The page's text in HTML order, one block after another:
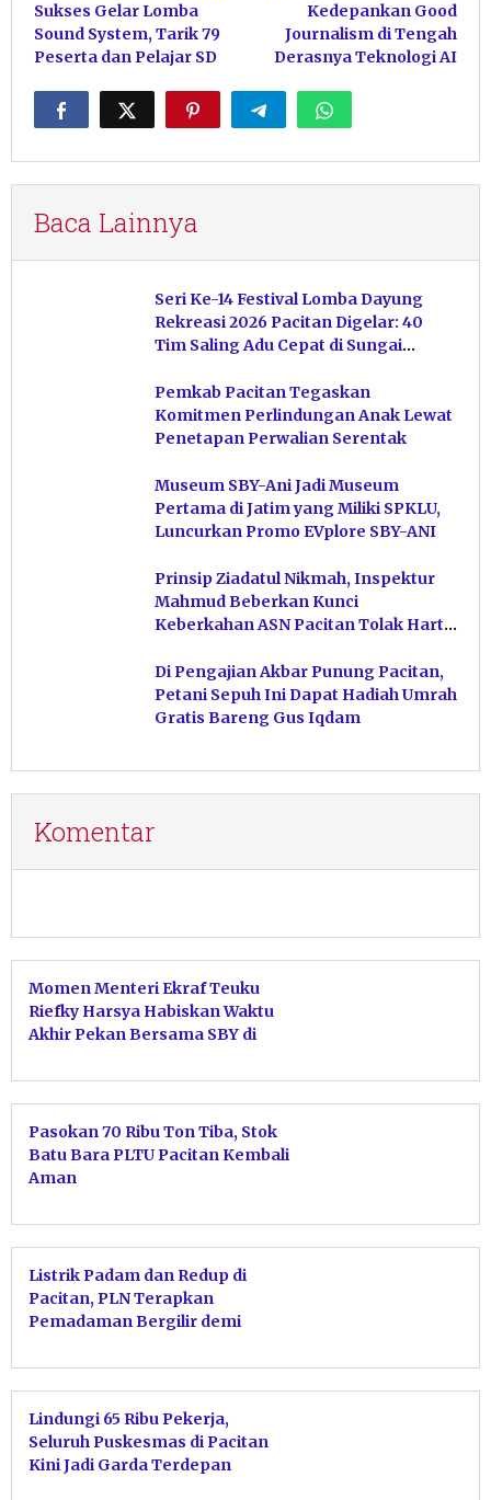
Sukses Gelar Lomba
Sound System, Tarik 79
Peserta dan Pelajar SD
Kedepankan Good
Journalism di Tengah
Derasnya Teknologi AI
Baca Lainnya
Seri Ke-14 Festival Lomba Dayung
Rekreasi 2026 Pacitan Digelar: 40
Tim Saling Adu Cepat di Sungai
Pemkab Pacitan Tegaskan
Komitmen Perlindungan Anak Lewat
Penetapan Perwalian Serentak
Museum SBY-Ani Jadi Museum
Pertama di Jatim yang Miliki SPKLU,
Luncurkan Promo EVplore SBY-ANI
Prinsip Ziadatul Nikmah, Inspektur
Mahmud Beberkan Kunci
Keberkahan ASN Pacitan Tolak Harta
Di Pengajian Akbar Punung Pacitan,
Petani Sepuh Ini Dapat Hadiah Umrah
Gratis Bareng Gus Iqdam
Komentar
Momen Menteri Ekraf Teuku
Riefky Harsya Habiskan Waktu
Akhir Pekan Bersama SBY di
Pasokan 70 Ribu Ton Tiba, Stok
Batu Bara PLTU Pacitan Kembali
Aman
Listrik Padam dan Redup di
Pacitan, PLN Terapkan
Pemadaman Bergilir demi
Lindungi 65 Ribu Pekerja,
Seluruh Puskesmas di Pacitan
Kini Jadi Garda Terdepan